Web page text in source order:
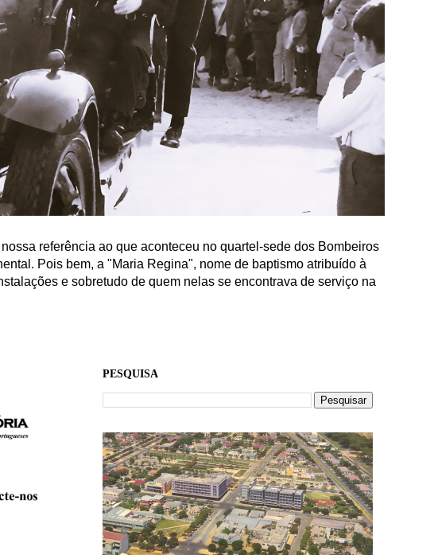
referência ao que aconteceu no quartel-sede dos Bombeiros
Pois bem, a "Maria Regina", nome de baptismo atribuído à
e sobretudo de quem nelas se encontrava de serviço na
PESQUISA